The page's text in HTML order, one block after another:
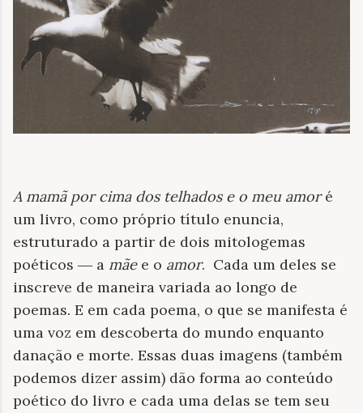
A mamã por cima dos telhados e o meu amoré
um livro, como próprio título enuncia,
estruturado a partir de dois mitologemas
poéticos ― a mãee o amor. Cada um deles se
inscreve de maneira variada ao longo de
poemas. E em cada poema, o que se manifesta é
uma voz em descoberta do mundo enquanto
danação e morte. Essas duas imagens (também
podemos dizer assim) dão forma ao conteúdo
poético do livro e cada uma delas se tem seu